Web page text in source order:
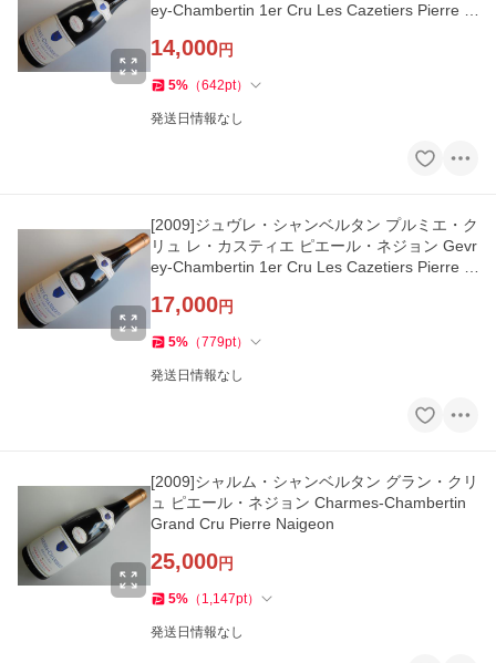
ey-Chambertin 1er Cru Les Cazetiers Pierre N
14,000円
5% （642pt）
発送日情報なし
[2009]ジュヴレ・シャンベルタン プルミエ・ク
リュ レ・カスティエ ピエール・ネジョン Gevr
ey-Chambertin 1er Cru Les Cazetiers Pierre N
17,000円
5% （779pt）
発送日情報なし
[2009]シャルム・シャンベルタン グラン・クリ
ュ ピエール・ネジョン Charmes-Chambertin
Grand Cru Pierre Naigeon
25,000円
5% （ 1,147pt）
発送日情報なし